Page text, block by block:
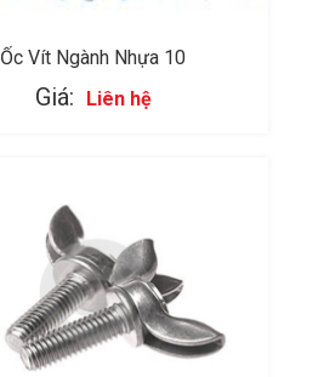
Ốc Vít Ngành Nhựa 10
Giá: Liên hệ